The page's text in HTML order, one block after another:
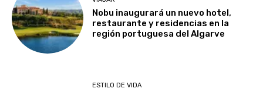
Nobu inaugurará un nuevo hotel,
restaurante y residencias en la
región portuguesa del Algarve
ESTILO DE VIDA